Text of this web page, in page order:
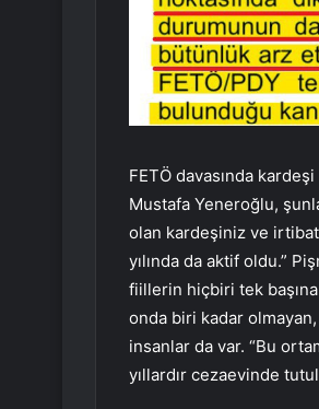
FETÖ davasında kardeşi
Mustafa Yeneroğlu,
olan kardeşiniz ve
yılında da aktif oldu.”
fiillerin hiçbiri tek
onda biri kadar olmayan,
insanlar da var. “Bu
yıllardır cezaevinde